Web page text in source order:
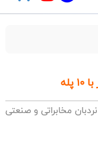
نردبان مخابراتی و صنعتی